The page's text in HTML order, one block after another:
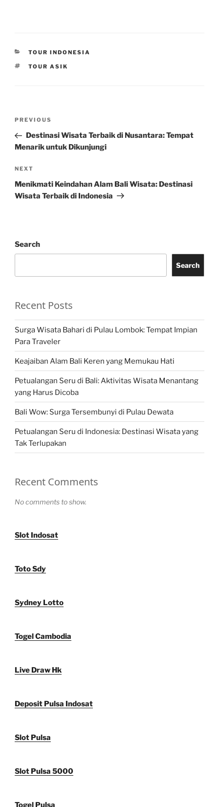
CATEGORIES
TOUR INDONESIA
TAGS
TOUR ASIK
Previous
Post
PREVIOUS
Destinasi Wisata Terbaik di Nusantara: Tempat
Menarik untuk Dikunjungi
Next
Post
NEXT
Menikmati Keindahan Alam Bali Wisata: Destinasi
Wisata Terbaik di Indonesia
Search
Search
Recent Posts
Surga Wisata Bahari di Pulau Lombok: Tempat Impian
Para Traveler
Keajaiban Alam Bali Keren yang Memukau Hati
Petualangan Seru di Bali: Aktivitas Wisata Menantang
yang Harus Dicoba
Bali Wow: Surga Tersembunyi di Pulau Dewata
Petualangan Seru di Indonesia: Destinasi Wisata yang
Tak Terlupakan
Recent Comments
No comments to show.
Slot Indosat
Toto Sdy
Sydney Lotto
Togel Cambodia
Live Draw Hk
Deposit Pulsa Indosat
Slot Pulsa
Slot Pulsa 5000
Togel Pulsa